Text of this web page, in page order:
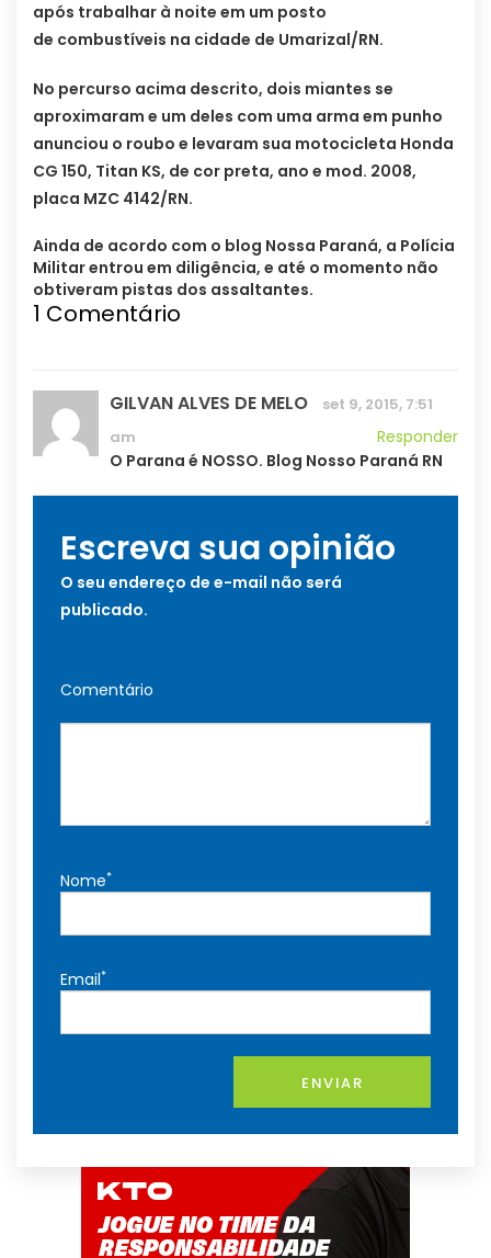
após trabalhar à noite em um posto
de combustíveis na cidade de Umarizal/RN.
No percurso acima descrito, dois miantes se
aproximaram e um deles com uma arma em punho
anunciou o roubo e levaram sua motocicleta Honda
CG 150, Titan KS, de cor preta, ano e mod. 2008,
placa MZC 4142/RN.
Ainda de acordo com o blog Nossa Paraná, a Polícia
Militar entrou em diligência, e até o momento não
obtiveram pistas dos assaltantes.
1 Comentário
GILVAN ALVES DE MELO
set 9, 2015, 7:51
am
Responder
O Parana é NOSSO. Blog Nosso Paraná RN
Escreva sua opinião
O seu endereço de e-mail não será
publicado.
Comentário
Nome*
Email*
ENVIAR